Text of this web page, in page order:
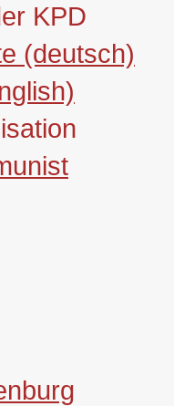
KPD
(deutsch)